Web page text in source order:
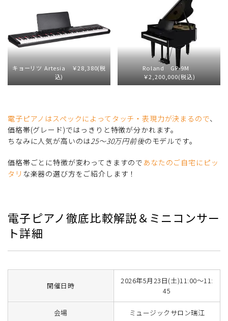
キョーリツ Artesia ￥28,380(税
込)
Roland GP-9M
￥2,200,000(税込)
電子ピアノはスペックによってタッチ・表現力が決まるので、
価格帯(グレード)ではっきりと特徴が分かれます。
ちなみに人気が高いのは25～30万円前後のモデルです。
価格帯ごとに特徴が変わってきますので あなたのご自宅にピッ
タリ な楽器の選び方をご紹介します！
電子ピアノ徹底比較解説＆ミニコンサー
ト詳細
開催日時
2026年5月23日(土)11:00～11:
45
会場 ミュージックサロン瑞江